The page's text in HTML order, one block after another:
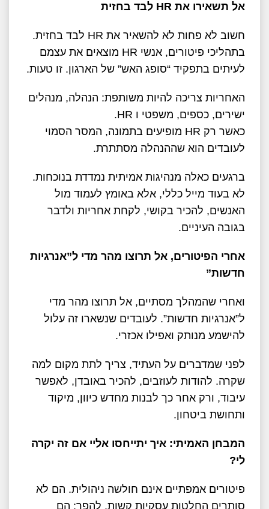
אל תשאירו את לבד בחזית
חשוב לא פחות לא להשאיר את HR לבד בחזית.
בתהליכי פיטורים, אנשי HR מוצאים את עצמם
לעיתים בתפקיד “סופג האש” של הארגון. זו טעות.
האחריות צריכה להיות משותפת: הנהלה, מנהלים
ישירים, כספים, משפטי ו HR.
כאשר רק HR מופיעים בתמונה, המסר הסמוי
לעובדים הוא שההנהלה מסתתרת.
ברגעים כאלה מנהיגות אמיתית נמדדת בנוכחות.
לא בעוד מייל כללי, אלא באומץ לעמוד מול
האנשים, להכיר בקושי, לקחת אחריות ולדבר
בגובה העיניים.
אחרי הפיטורים, אל תרוצו מהר מדי ל”אנרגיות
חדשות”
ואחרי שהמהלך מסתיים, אל תרוצו מהר מדי
ל”אנרגיות חדשות”. לעובדים שנשארו זה עלול
להישמע מנותק ואפילו אכזרי.
לפני שמדברים על העתיד, צריך לתת מקום למה
שקרה. להודות לעוזבים, להכיר באובדן, לאפשר
עיבוד, ורק אחר כך לבנות מחדש כיוון, מיקוד
ותחושת ביטחון.
המבחן האמיתי: איך יתייחסו אליי אם זה יקרה
לי?
פיטורים אמפתיים אינם חולשה ניהולית. הם לא
סותרים החלטות עסקיות קשות. להפך: הם